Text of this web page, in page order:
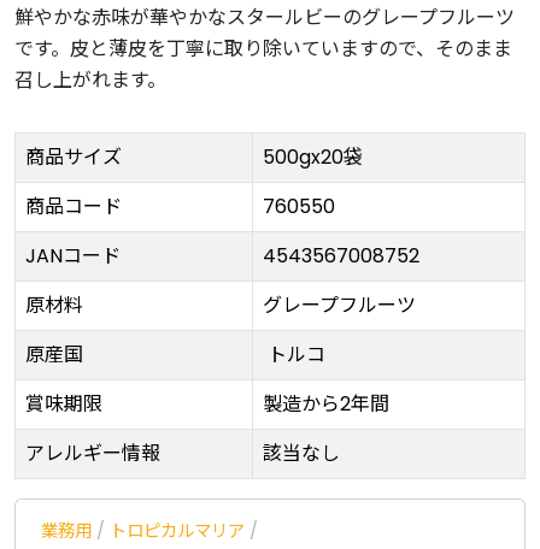
鮮やかな赤味が華やかなスタールビーのグレープフルーツ
です。皮と薄皮を丁寧に取り除いていますので、そのまま
召し上がれます。
商品サイズ
500gx20袋
商品コード
760550
JANコード
4543567008752
原材料
グレープフルーツ
原産国
トルコ
賞味期限
製造から2年間
アレルギー情報
該当なし
業務用 / トロピカルマリア /